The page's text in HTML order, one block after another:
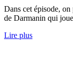
Dans cet épisode,
de Darmanin qui
Lire plus